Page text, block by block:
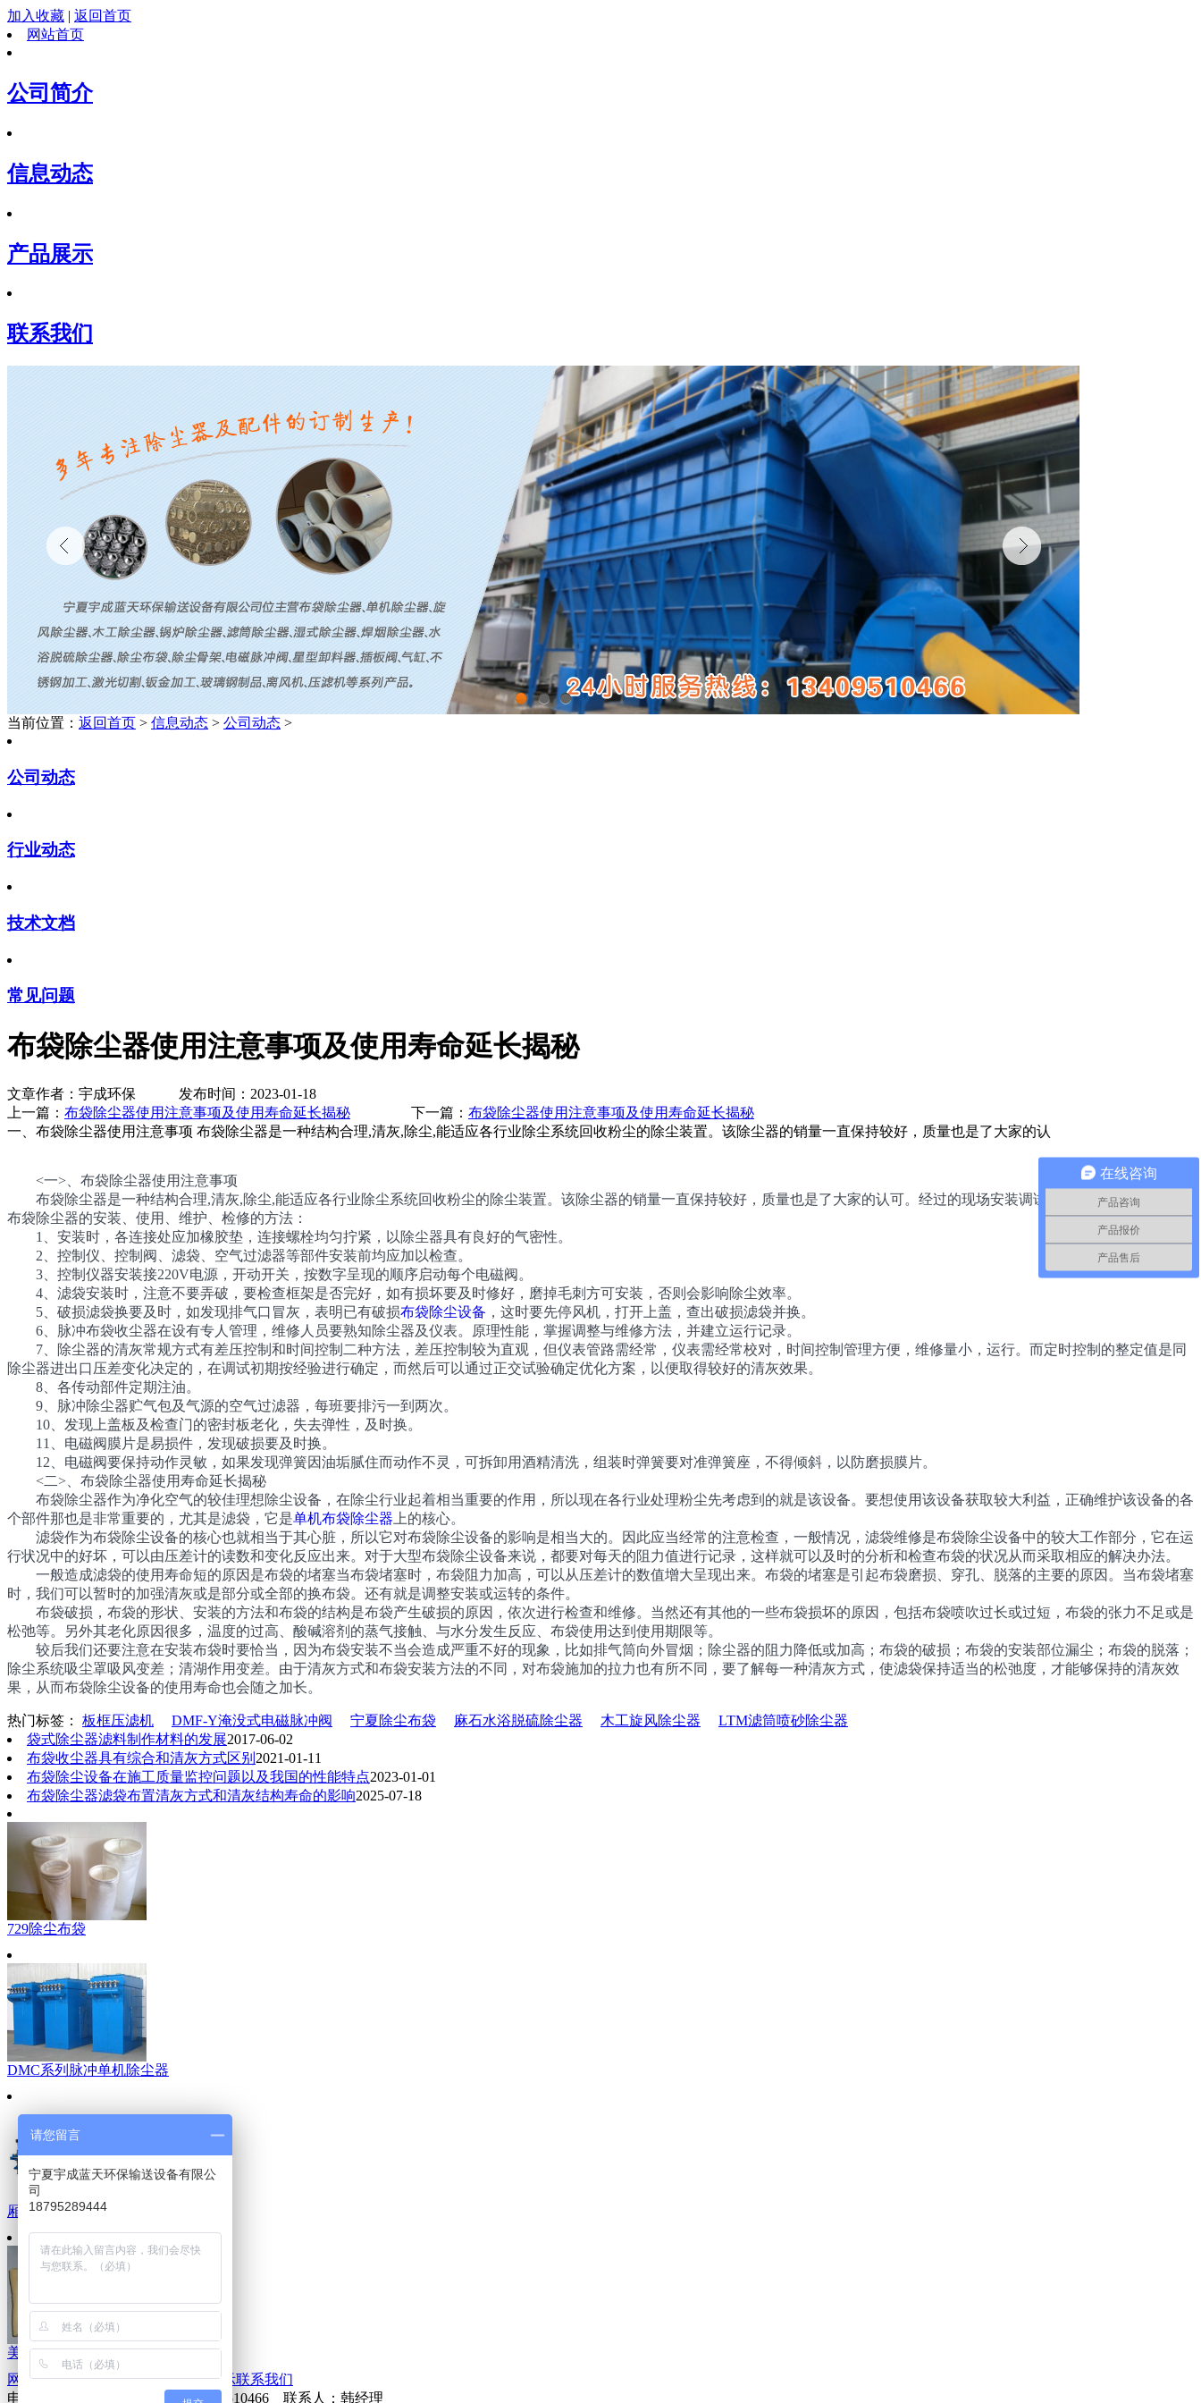
加入收藏 | 返回首页
网站首页
公司简介
信息动态
产品展示
联系我们
当前位置： 返回首页 > 信息动态 > 公司动态 >
公司动态
行业动态
技术文档
常见问题
布袋除尘器使用注意事项及使用寿命延长揭秘
文章作者：宇成环保 发布时间：2023-01-18
上一篇： 布袋除尘器使用注意事项及使用寿命延长揭秘 下一篇： 布袋除尘器使用注意事项及使用寿命延长揭秘
一、布袋除尘器使用注意事项 布袋除尘器是一种结构合理,清灰,除尘,能适应各行业除尘系统回收粉尘的除尘装置。该除尘器的销量一直保持较好，质量也是了大家的认
<一>、布袋除尘器使用注意事项
布袋除尘器是一种结构合理,清灰,除尘,能适应各行业除尘系统回收粉尘的除尘装置。该除尘器的销量一直保持较好，质量也是了大家的认可。经过的现场安装调试经验，我们总结了几点
布袋除尘器的安装、使用、维护、检修的方法：
1、安装时，各连接处应加橡胶垫，连接螺栓均匀拧紧，以除尘器具有良好的气密性。
2、控制仪、控制阀、滤袋、空气过滤器等部件安装前均应加以检查。
3、控制仪器安装接220V电源，开动开关，按数字呈现的顺序启动每个电磁阀。
4、滤袋安装时，注意不要弄破，要检查框架是否完好，如有损坏要及时修好，磨掉毛刺方可安装，否则会影响除尘效率。
5、破损滤袋换要及时，如发现排气口冒灰，表明已有破损布袋除尘设备 ，这时要先停风机，打开上盖，查出破损滤袋并换。
6、脉冲布袋收尘器在设有专人管理，维修人员要熟知除尘器及仪表。原理性能，掌握调整与维修方法，并建立运行记录。
7、除尘器的清灰常规方式有差压控制和时间控制二种方法，差压控制较为直观，但仪表管路需经常，仪表需经常校对，时间控制管理方便，维修量小，运行。而定时控制的整定值是同
除尘器进出口压差变化决定的，在调试初期按经验进行确定，而然后可以通过正交试验确定优化方案，以便取得较好的清灰效果。
8、各传动部件定期注油。
9、脉冲除尘器贮气包及气源的空气过滤器，每班要排污一到两次。
10、发现上盖板及检查门的密封板老化，失去弹性，及时换。
11、电磁阀膜片是易损件，发现破损要及时换。
12、电磁阀要保持动作灵敏，如果发现弹簧因油垢腻住而动作不灵，可拆卸用酒精清洗，组装时弹簧要对准弹簧座，不得倾斜，以防磨损膜片。
<二>、布袋除尘器使用寿命延长揭秘
布袋除尘器作为净化空气的较佳理想除尘设备，在除尘行业起着相当重要的作用，所以现在各行业处理粉尘先考虑到的就是该设备。要想使用该设备获取较大利益，正确维护该设备的各
个部件那也是非常重要的，尤其是滤袋，它是单机布袋除尘器 上的核心。
滤袋作为布袋除尘设备的核心也就相当于其心脏，所以它对布袋除尘设备的影响是相当大的。因此应当经常的注意检查，一般情况，滤袋维修是布袋除尘设备中的较大工作部分，它在运
行状况中的好坏，可以由压差计的读数和变化反应出来。对于大型布袋除尘设备来说，都要对每天的阻力值进行记录，这样就可以及时的分析和检查布袋的状况从而采取相应的解决办法。
一般造成滤袋的使用寿命短的原因是布袋的堵塞当布袋堵塞时，布袋阻力加高，可以从压差计的数值增大呈现出来。布袋的堵塞是引起布袋磨损、穿孔、脱落的主要的原因。当布袋堵塞
时，我们可以暂时的加强清灰或是部分或全部的换布袋。还有就是调整安装或运转的条件。
布袋破损，布袋的形状、安装的方法和布袋的结构是布袋产生破损的原因，依次进行检查和维修。当然还有其他的一些布袋损坏的原因，包括布袋喷吹过长或过短，布袋的张力不足或是
松弛等。另外其老化原因很多，温度的过高、酸碱溶剂的蒸气接触、与水分发生反应、布袋使用达到使用期限等。
较后我们还要注意在安装布袋时要恰当，因为布袋安装不当会造成严重不好的现象，比如排气筒向外冒烟；除尘器的阻力降低或加高；布袋的破损；布袋的安装部位漏尘；布袋的脱落；
除尘系统吸尘罩吸风变差；清湖作用变差。由于清灰方式和布袋安装方法的不同，对布袋施加的拉力也有所不同，要了解每一种清灰方式，使滤袋保持适当的松弛度，才能够保持的清灰效
果，从而布袋除尘设备的使用寿命也会随之加长。
热门标签： 板框压滤机 DMF-Y淹没式电磁脉冲阀 宁夏除尘布袋 麻石水浴脱硫除尘器 木工旋风除尘器
LTM滤筒喷砂除尘器
袋式除尘器滤料制作材料的发展2017-06-02
布袋收尘器具有综合和清灰方式区别 2021-01-11
布袋除尘设备在施工质量监控问题以及我国的性能特点2023-01-01
布袋除尘器滤袋布置清灰方式和清灰结构寿命的影响2025-07-18
729除尘布袋
DMC系列脉冲单机除尘器
厢式压滤机
美塔斯针刺毡高温除尘布袋
网站首页公司简介信息动态产品展示联系我们
电话：0951-3818331 手机：13409510466 联系人：韩经理
在线咨询
产品咨询
产品报价
产品售后
请您留言
宁夏宇成蓝天环保输送设备有限公
司
18795289444